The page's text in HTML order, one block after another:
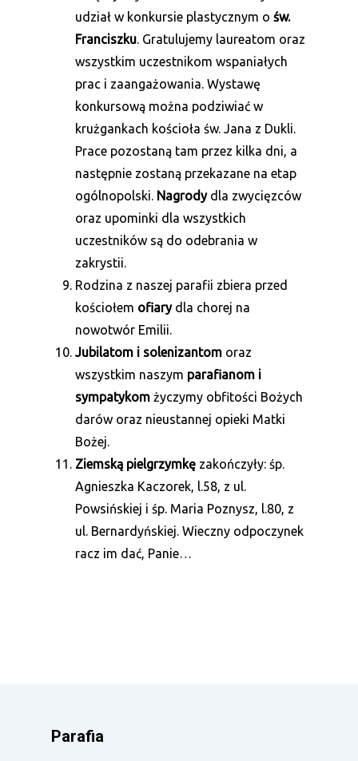
udział w konkursie plastycznym o św.
Franciszku. Gratulujemy laureatom oraz
wszystkim uczestnikom wspaniałych
prac i zaangażowania. Wystawę
konkursową można podziwiać w
krużgankach kościoła św. Jana z Dukli.
Prace pozostaną tam przez kilka dni, a
następnie zostaną przekazane na etap
ogólnopolski. Nagrody dla zwycięzców
oraz upominki dla wszystkich
uczestników są do odebrania w
zakrystii.
Rodzina z naszej parafii zbiera przed
kościołem ofiary dla chorej na
nowotwór Emilii.
Jubilatom i solenizantom oraz
wszystkim naszym parafianom i
sympatykom życzymy obfitości Bożych
darów oraz nieustannej opieki Matki
Bożej.
Ziemską pielgrzymkę zakończyły: śp.
Agnieszka Kaczorek, l.58, z ul.
Powsińskiej i śp. Maria Poznysz, l.80, z
ul. Bernardyńskiej. Wieczny odpoczynek
racz im dać, Panie…
Parafia